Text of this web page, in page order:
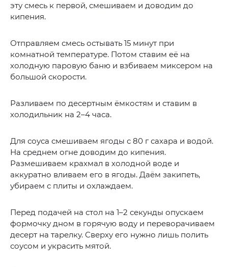
эту смесь к первой, смешиваем и доводим до
кипения.
Отправляем смесь остывать 15 минут при
комнатной температуре. Потом ставим её на
холодную паровую баню и взбиваем миксером на
большой скорости.
Разливаем по десертным ёмкостям и ставим в
холодильник на 2–4 часа.
Для соуса смешиваем ягоды с 80 г сахара и водой.
На среднем огне доводим до кипения.
Размешиваем крахмал в холодной воде и
аккуратно вливаем его в ягоды. Даём закипеть,
убираем с плиты и охлаждаем.
Перед подачей на стол на 1–2 секунды опускаем
формочку дном в горячую воду и переворачиваем
десерт на тарелку. Сверху его нужно лишь полить
соусом и украсить мятой.